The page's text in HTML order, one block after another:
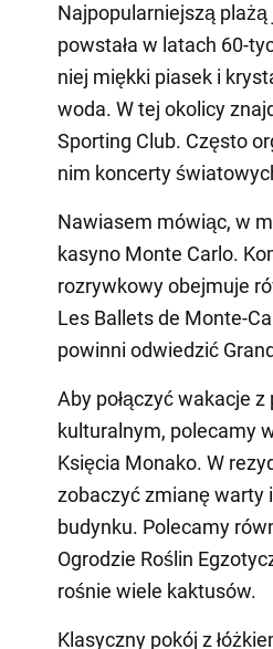
Najpopularniejszą
powstała w latach 60-
niej miękki piasek i
woda. W tej okolicy
Sporting Club. Często
nim koncerty
Nawiasem mówiąc, w
kasyno Monte Carlo.
rozrywkowy obejmuje
Les Ballets de Monte-
powinni odwiedzić
Aby połączyć wakacje
kulturalnym, polecamy
Księcia Monako. W
zobaczyć zmianę warty
budynku. Polecamy
Ogrodzie Roślin
rośnie wiele kaktusów.
Klasyczny pokój z